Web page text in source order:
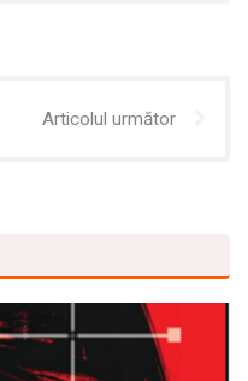
Articolul următor